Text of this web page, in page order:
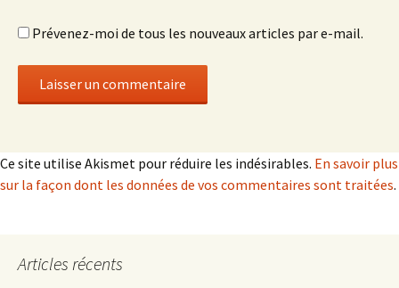
Prévenez-moi de tous les nouveaux articles par e-mail.
Ce site utilise Akismet pour réduire les indésirables. En savoir plus
sur la façon dont les données de vos commentaires sont traitées.
Articles récents